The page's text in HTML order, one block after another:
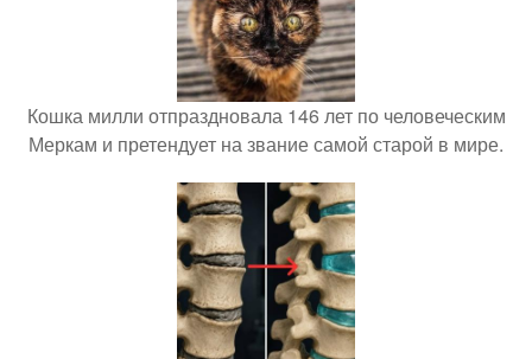
Кошка милли отпраздновала 146 лет по человеческим
Меркам и претендует на звание самой старой в мире.